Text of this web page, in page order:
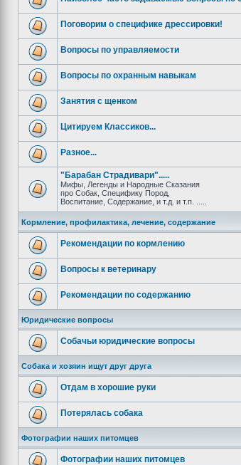
Поговорим о специфике дрессировки!
Вопросы по управляемости
Вопросы по охранным навыкам
Занятия с щенком
Цитируем Классиков...
Разное...
"Барабан Страдивари".....
Мифы, Легенды и Народные Сказания
про Собак, Специфику Пород,
Воспитание, Содержание, и т.д. и т.п. .....
Кормление, профилактика, лечение, содержание
Рекомендации по кормлению
Вопросы к ветеринару
Рекомендации по содержанию
Юридические вопросы
Собачьи юридические вопросы
Собака и хозяин ищут друг друга
Отдам в хорошие руки
Потерялась собака
Фотографии наших питомцев
Фотографии наших питомцев